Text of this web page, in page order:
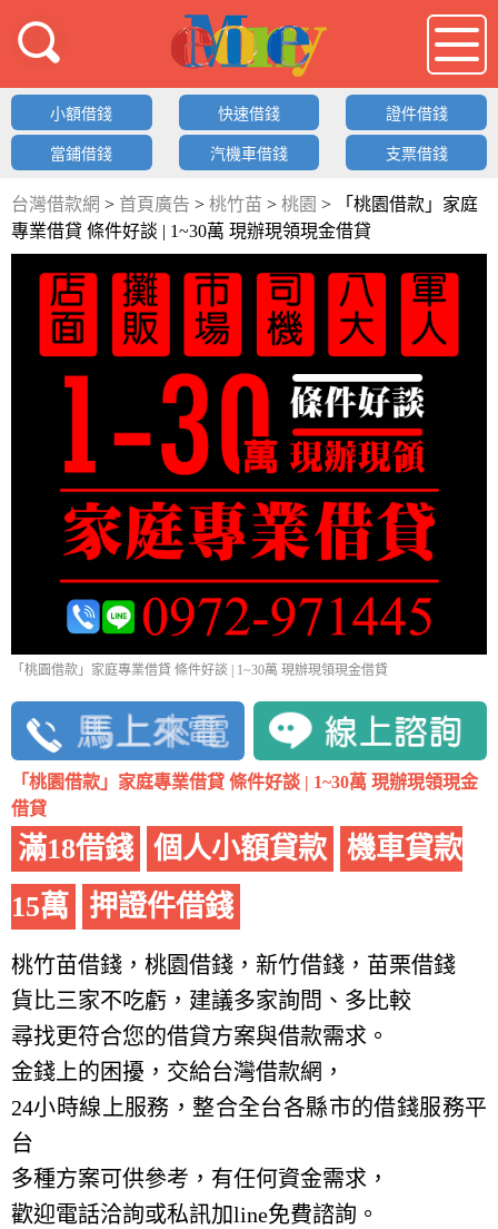
借錢LOGO
小額借錢 快速借錢 證件借錢
當鋪借錢 汽機車借錢 支票借錢
台灣借款網 > 首頁廣告 > 桃竹苗 > 桃園 >
「桃園借款」家庭
專業借貸 條件好談 | 1~30萬 現辦現領現金借貸
「桃園借款」家庭專業借貸 條件好談 | 1~30萬 現辦現領現金借貸
「桃園借款」家庭專業借貸 條件好談 | 1~30萬 現辦現領現金
借貸
滿18借錢 個人小額貸款
機車貸款
15萬
押證件借錢
桃竹苗借錢，桃園借錢，新竹借錢，苗栗借錢
貨比三家不吃虧，建議多家詢問、多比較
尋找更符合您的借貸方案與借款需求。
金錢上的困擾，交給台灣借款網，
24小時線上服務，整合全台各縣市的借錢服務平
台
多種方案可供參考，有任何資金需求，
歡迎電話洽詢或私訊加line免費諮詢。